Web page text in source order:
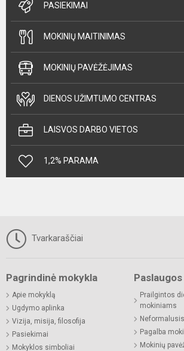
PASIEKIMAI
MOKINIŲ MAITINIMAS
MOKINIŲ PAVĖŽĖJIMAS
DIENOS UŽIMTUMO CENTRAS
LAISVOS DARBO VIETOS
1,2% PARAMA
Tvarkaraščiai
Pagrindinė mokykla
Apie mokyklą
Ugdymo aplinka
Vizija, misija, filosofija
Pasiekimai
Mokyklos simboliai
Paslaugos
Prailgintos
mokiniams
Pagalba
Mokinių